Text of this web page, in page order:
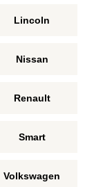
Lincoln
Nissan
Renault
Smart
Volkswagen